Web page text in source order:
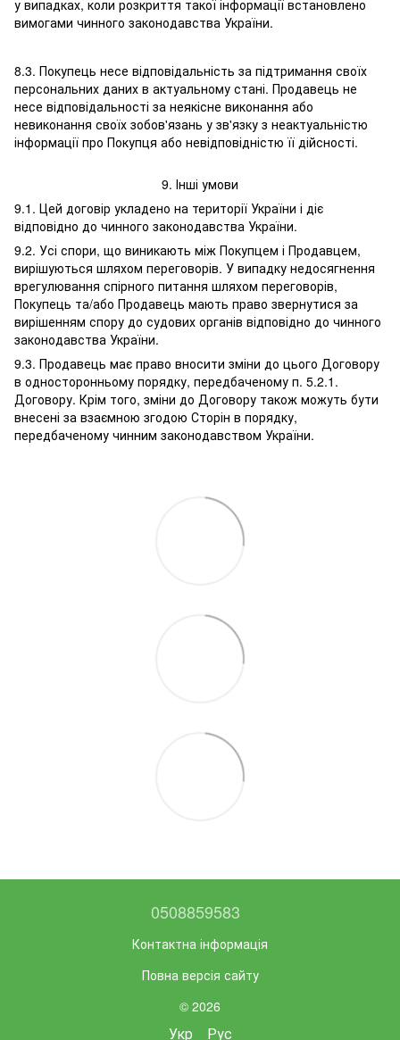
у випадках, коли розкриття такої інформації встановлено
вимогами чинного законодавства України.
8.3. Покупець несе відповідальність за підтримання своїх
персональних даних в актуальному стані. Продавець не
несе відповідальності за неякісне виконання або
невиконання своїх зобов'язань у зв'язку з неактуальністю
інформації про Покупця або невідповідністю її дійсності.
9. Інші умови
9.1. Цей договір укладено на території України і діє
відповідно до чинного законодавства України.
9.2. Усі спори, що виникають між Покупцем і Продавцем,
вирішуються шляхом переговорів. У випадку недосягнення
врегулювання спірного питання шляхом переговорів,
Покупець та/або Продавець мають право звернутися за
вирішенням спору до судових органів відповідно до чинного
законодавства України.
9.3. Продавець має право вносити зміни до цього Договору
в односторонньому порядку, передбаченому п. 5.2.1.
Договору. Крім того, зміни до Договору також можуть бути
внесені за взаємною згодою Сторін в порядку,
передбаченому чинним законодавством України.
0508859583
Контактна інформація
Повна версія сайту
© 2026
Укр Рус